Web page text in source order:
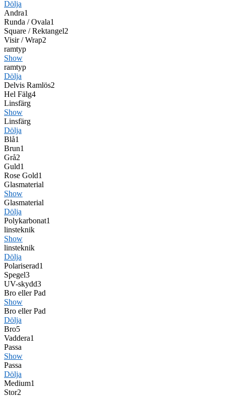
Dölja
Andra1
Runda / Ovala1
Square / Rektangel2
Visir / Wrap2
ramtyp
Show
ramtyp
Dölja
Delvis Ramlös2
Hel Fälg4
Linsfärg
Show
Linsfärg
Dölja
Blå1
Brun1
Grå2
Guld1
Rose Gold1
Glasmaterial
Show
Glasmaterial
Dölja
Polykarbonat1
linsteknik
Show
linsteknik
Dölja
Polariserad1
Spegel3
UV-skydd3
Bro eller Pad
Show
Bro eller Pad
Dölja
Bro5
Vaddera1
Passa
Show
Passa
Dölja
Medium1
Stor2